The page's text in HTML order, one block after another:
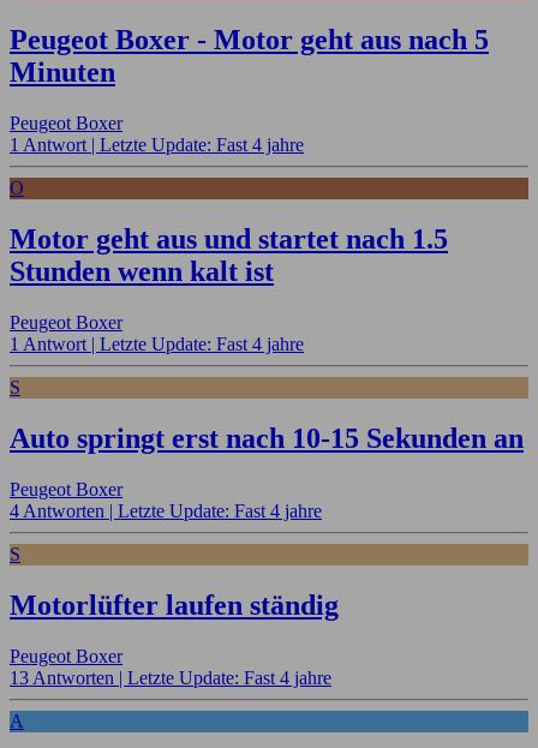
Peugeot Boxer - Motor geht aus nach 5
Minuten
Peugeot Boxer
1 Antwort | Letzte Update: Fast 4 jahre
O
Motor geht aus und startet nach 1.5
Stunden wenn kalt ist
Peugeot Boxer
1 Antwort | Letzte Update: Fast 4 jahre
S
Auto springt erst nach 10-15 Sekunden an
Peugeot Boxer
4 Antworten | Letzte Update: Fast 4 jahre
S
Motorlüfter laufen ständig
Peugeot Boxer
13 Antworten | Letzte Update: Fast 4 jahre
A